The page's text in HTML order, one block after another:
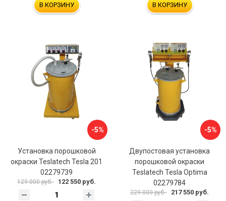
В КОРЗИНУ В КОРЗИНУ
-5%
Установка порошковой
окраски Teslatech Tesla 201
02279739
129 000 руб. 122 550 руб.
-5%
Двупостовая установка
порошковой окраски
Teslatech Tesla Optima
02279784
229 000 руб. 217 550 руб.